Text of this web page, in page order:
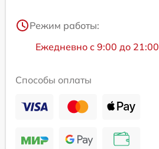
Режим работы:
Ежедневно с 9:00 до 21:00
Способы оплаты